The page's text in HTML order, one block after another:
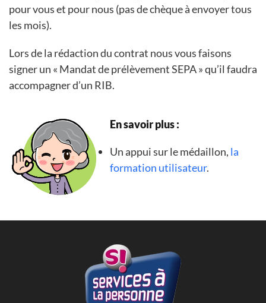
pour vous et pour nous (pas de chèque à envoyer tous
les mois).
Lors de la rédaction du contrat nous vous faisons
signer un « Mandat de prélèvement SEPA » qu’il faudra
accompagner d’un RIB.
En savoir plus :
Un appui sur le médaillon, la
formation utilisateur.